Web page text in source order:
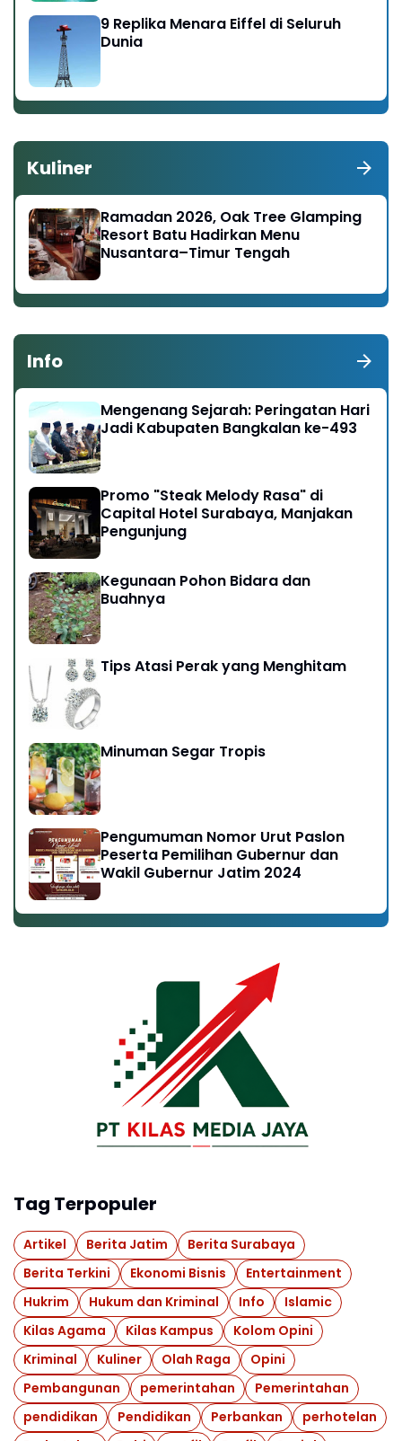
9 Replika Menara Eiffel di Seluruh
Dunia
Kuliner
Ramadan 2026, Oak Tree Glamping
Resort Batu Hadirkan Menu
Nusantara–Timur Tengah
Info
Mengenang Sejarah: Peringatan Hari
Jadi Kabupaten Bangkalan ke-493
Promo "Steak Melody Rasa" di
Capital Hotel Surabaya, Manjakan
Pengunjung
Kegunaan Pohon Bidara dan
Buahnya
Tips Atasi Perak yang Menghitam
Minuman Segar Tropis
Pengumuman Nomor Urut Paslon
Peserta Pemilihan Gubernur dan
Wakil Gubernur Jatim 2024
Tag Terpopuler
Artikel Berita Jatim
Berita Surabaya
Berita Terkini
Ekonomi Bisnis
Entertainment
Hukrim
Hukum dan Kriminal Info
Islamic
Kilas Agama
Kilas Kampus
Kolom Opini
Kriminal
Kuliner Olah Raga
Opini
Pembangunan
pemerintahan
Pemerintahan
pendidikan
Pendidikan Perbankan
perhotelan